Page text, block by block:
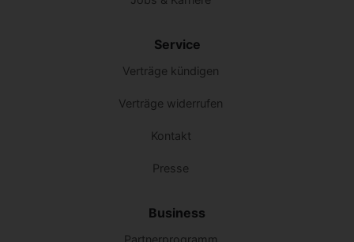
Service
Verträge kündigen
Verträge widerrufen
Kontakt
Presse
Business
Partnerprogramm